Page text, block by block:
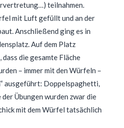
teilnahmen.
mit Luft gefüllt und an der
Anschließend ging es in
Auf dem Platz
die gesamte Fläche
– immer mit den Würfeln –
ausgeführt: Doppelspaghetti,
Übungen wurden zwar die
mit dem Würfel tatsächlich